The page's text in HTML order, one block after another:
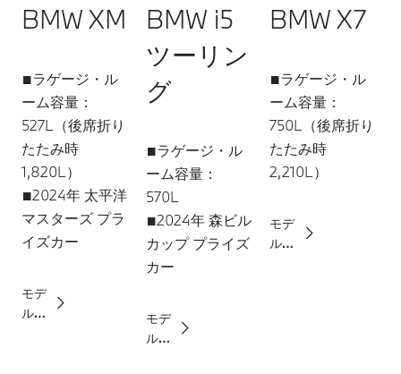
BMW XM
■ラゲージ・ル
ーム容量：
527L（後席折り
たたみ時
1,820L）
■2024年 太平洋
マスターズ プラ
イズカー
モデ
ル詳
BMW i5
ツーリン
グ
■ラゲージ・ル
ーム容量：
570L
■2024年 森ビル
カップ プライズ
カー
モデ
ル詳
BMW X7
■ラゲージ・ル
ーム容量：
750L（後席折り
たたみ時
2,210L）
モデ
ル詳